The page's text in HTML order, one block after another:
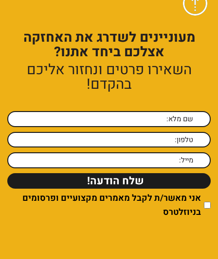
מעוניינים לשדרג את האחזקה
אצלכם ביחד אתנו?
השאירו פרטים ונחזור אליכם
בהקדם!
אני מאשר/ת לקבל מאמרים מקצועיים ופרסומים
בניוזלטרס